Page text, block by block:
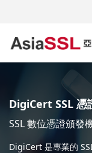
DigiCert SSL 憑
SSL 數位憑證頒發
DigiCert 是專業的